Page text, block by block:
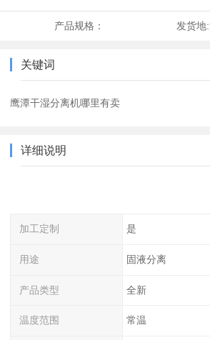
产品规格： 发货地:
关键词
鹰潭干湿分离机哪里有卖
详细说明
加工定制 是
用途 固液分离
产品类型 全新
温度范围 常温